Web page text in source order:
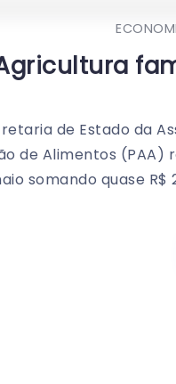
de Estado da
de Alimentos
somando quase